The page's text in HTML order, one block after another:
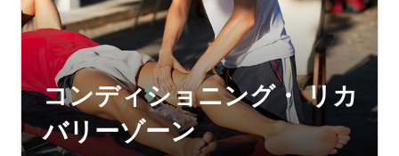
コンディショニング・ リカ
バリーゾーン